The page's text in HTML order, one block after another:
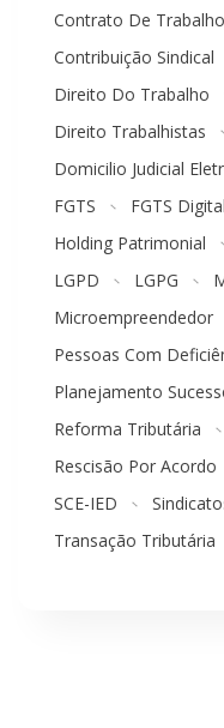
Contrato De Trabalho
Contribuição Sindical
Direito Do Trabalho
Direito Trabalhistas
Domicilio Judicial
FGTS
FGTS Digital
Holding Patrimonial
LGPD
LGPG
Microempreendedor
Pessoas Com
Planejamento
Reforma Tributária
Rescisão Por Acordo
SCE-IED
Transação Tributária